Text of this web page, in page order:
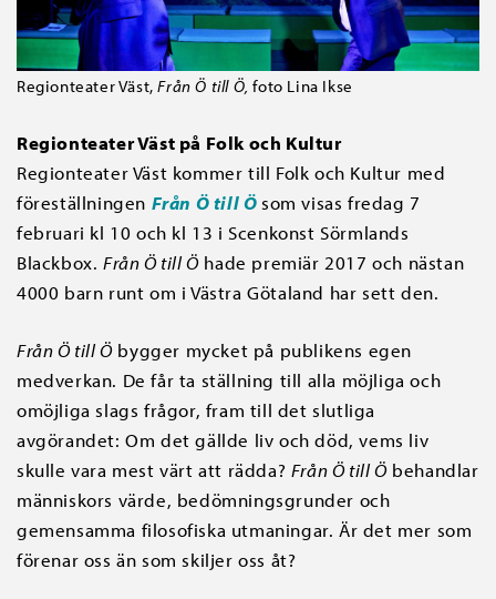
Regionteater Väst,Från Ö till Ö, foto Lina Ikse
Regionteater Väst på Folk och Kultur
Regionteater Väst kommer till Folk och Kultur med
föreställningen Från Ö till Ösom visas fredag 7
februari kl 10 och kl 13 i Scenkonst Sörmlands
Blackbox. Från Ö till Öhade premiär 2017 och nästan
4000 barn runt om i Västra Götaland har sett den.
Från Ö till Öbygger mycket på publikens egen
medverkan. De får ta ställning till alla möjliga och
omöjliga slags frågor, fram till det slutliga
avgörandet: Om det gällde liv och död, vems liv
skulle vara mest värt att rädda? Från Ö till Öbehandlar
människors värde, bedömningsgrunder och
gemensamma filosofiska utmaningar. Är det mer som
förenar oss än som skiljer oss åt?